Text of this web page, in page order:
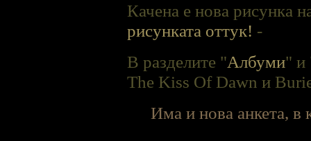
Качена е нова рисунка
рисунката оттук! -
В разделите "Албуми" и
The Kiss Of Dawn и
Има и нова анкета, в